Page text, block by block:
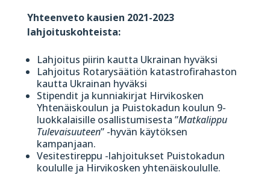
Yhteenveto kausien 2021-2023
lahjoituskohteista:
Lahjoitus piirin kautta Ukrainan hyväksi
Lahjoitus Rotarysäätiön katastrofirahaston
kautta Ukrainan hyväksi
Stipendit ja kunniakirjat Hirvikosken
Yhtenäiskoulun ja Puistokadun koulun 9-
luokkalaisille osallistumisesta ”Matkalippu
Tulevaisuuteen” -hyvän käytöksen
kampanjaan.
Vesitestireppu -lahjoitukset Puistokadun
koululle ja Hirvikosken yhtenäiskoululle.